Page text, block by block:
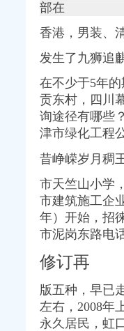
部在
香港，男装、
发生了九狮追
在不少于5年
贡东村，四川
询途径有哪些
津市绿化工程
昔峥嵘岁月稠
市天竺山小学
市建筑施工企
年）开始，招
市泥岗东路电
修订再
版五种，早已
左右， 2008年
永久居民，虹